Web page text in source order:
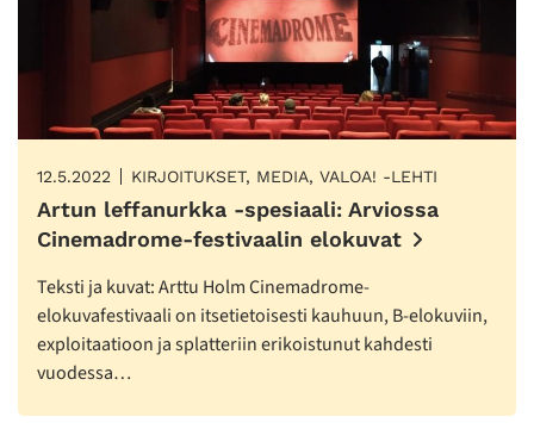
12.5.2022 KIRJOITUKSET, MEDIA, VALOA! -LEHTI
Artun leffanurkka -spesiaali: Arviossa
Cinemadrome-festivaalin elokuvat
Teksti ja kuvat: Arttu Holm Cinemadrome-
elokuvafestivaali on itsetietoisesti kauhuun, B-elokuviin,
exploitaatioon ja splatteriin erikoistunut kahdesti
vuodessa…